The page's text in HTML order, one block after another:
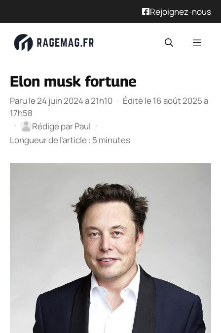
Rejoignez-nous
Elon musk fortune
Paru le 24 juin 2024 à 21h10 · Édité le 16 août 2025 à
17h58
·
Rédigé parPaul ·
Longueur de l’article : 5 minutes